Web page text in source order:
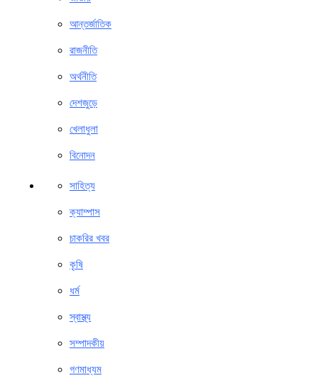
আন্তর্জাতিক
রাজনীতি
অর্থনীতি
দেশজুড়ে
খেলাধুলা
বিনোদন
সাহিত্য
ক্যাম্পাস
চাকরির খবর
কৃষি
ধর্ম
স্বাস্থ্য
সম্পাদকীয়
গণমাধ্যম